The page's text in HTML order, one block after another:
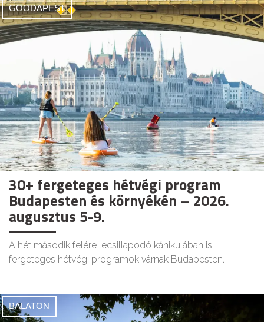
GOODAPEST
30+ fergeteges hétvégi program
Budapesten és környékén – 2026.
augusztus 5-9.
A hét második felére lecsillapodó kánikulában is
fergeteges hétvégi programok várnak Budapesten.
BALATON